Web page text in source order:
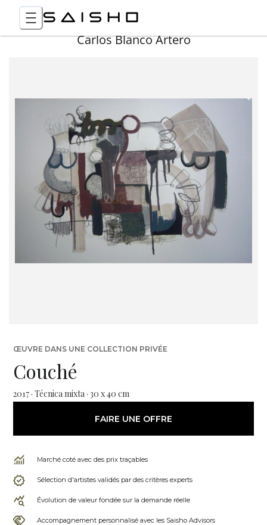
Carlos Blanco Artero
ŒUVRE DANS UNE COLLECTION PRIVÉE
Couché
2017 · Técnica mixta · 30 x 40 cm
FAIRE UNE OFFRE
Marché coté avec des prix traçables
Sélection d'artistes validés par des critères experts
Évolution de valeur fondée sur la demande réelle
Accompagnement personnalisé avec les Saisho Advisors